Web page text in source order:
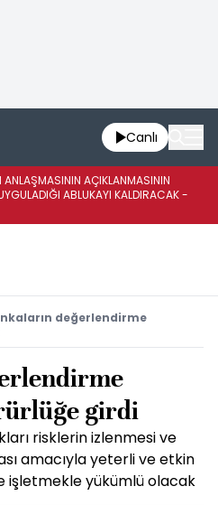
Canlı
AÇIKLANMASININ
ABLUKAYI KALDIRACAK -
değerlendirme
girdi
risklerin izlenmesi ve
amacıyla yeterli ve etkin
işletmekle yükümlü olacak